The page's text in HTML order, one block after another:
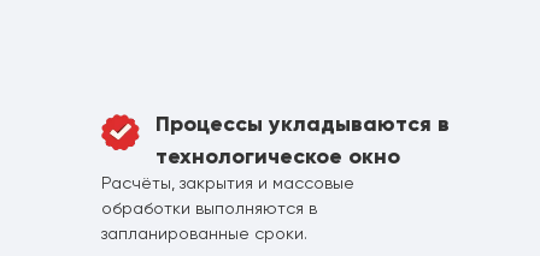
Процессы укладываются в
технологическое окно
Расчёты, закрытия и массовые
обработки выполняются в
запланированные сроки.